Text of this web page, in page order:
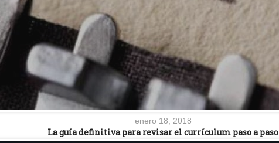
enero 18, 2018
La guía definitiva para revisar el currículum paso a paso